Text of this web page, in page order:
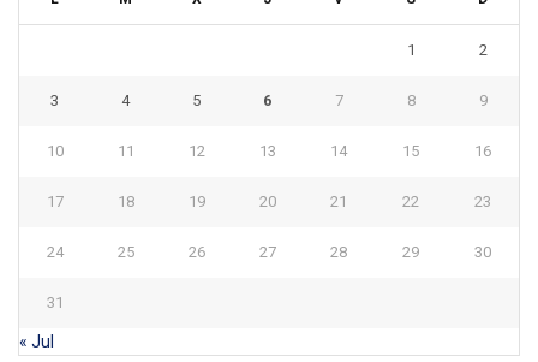
1 2
3 4 5 6 7 8 9
10 11 12 13 14 15 16
17 18 19 20 21 22 23
24 25 26 27 28 29 30
31
« Jul